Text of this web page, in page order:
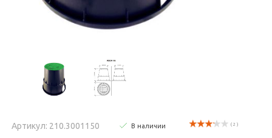
Артикул: 210.3001150 В наличии ( 2 )